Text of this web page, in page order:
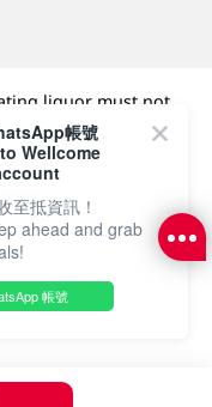
liquor must not
18) in the course of
年人 (18 歲以下人士)
Farm Company
帳號
Wellcome
至抵資訊！
ahead and grab
帳號